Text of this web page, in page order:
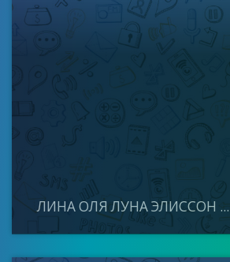
ЛИНА ОЛЯ ЛУНА ЭЛИССОН ...